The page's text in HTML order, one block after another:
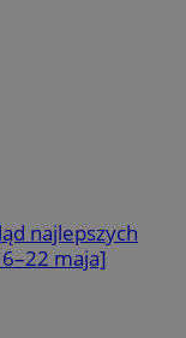
najlepszych
maja]